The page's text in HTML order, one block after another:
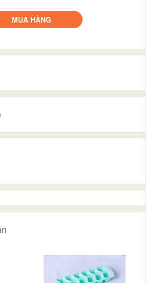
MUA HÀNG